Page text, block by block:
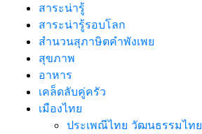
สาระน่ารู้
สาระน่ารู้รอบโลก
สำนวนสุภาษิตคำพังเพย
สุขภาพ
อาหาร
เคล็ดลับคู่ครัว
เมืองไทย
ประเพณีไทย วัฒนธรรมไทย